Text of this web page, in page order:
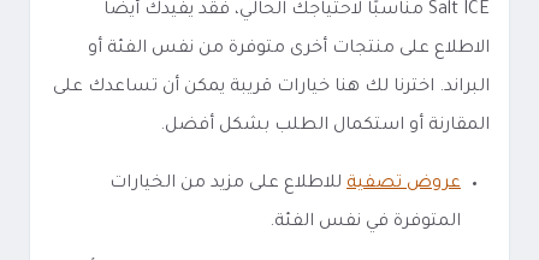
Salt ICE مناسبًا لاحتياجك الحالي، فقد يفيدك أيضًا
الاطلاع على منتجات أخرى متوفرة من نفس الفئة أو
البراند. اخترنا لك هنا خيارات قريبة يمكن أن تساعدك على
المقارنة أو استكمال الطلب بشكل أفضل.
عروض تصفية للاطلاع على مزيد من الخيارات
المتوفرة في نفس الفئة.